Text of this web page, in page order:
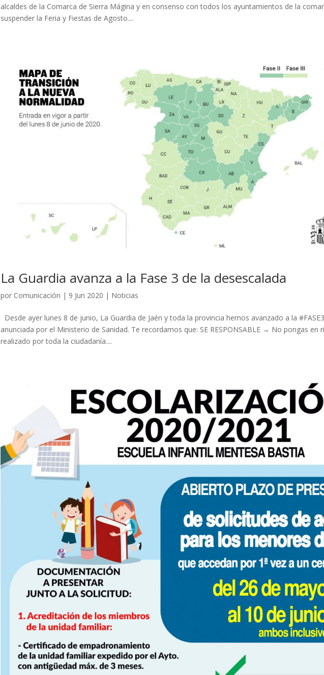
alcaldes de la Comarca de Sierra Mágina y en consenso con todos los ayuntamientos de la
suspender la Feria y Fiestas de Agosto....
La Guardia avanza a la Fase 3 de la desescalada
por Comunicación | 9 Jun 2020 | Noticias
Desde ayer lunes 8 de junio, La Guardia de Jaén y toda la provincia hemos avanzado a la
anunciada por el Ministerio de Sanidad. Te recordamos que: SE RESPONSABLE → No pongas en
realizado por toda la ciudadanía....